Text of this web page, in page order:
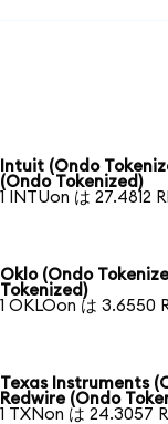
Intuit (Ondo
(Ondo Tokenized)
1 INTUon は 27.4812
Oklo (Ondo
Tokenized)
1 OKLOon は 3.6550
Texas Instruments
Redwire (Ondo
1 TXNon は 24.3057